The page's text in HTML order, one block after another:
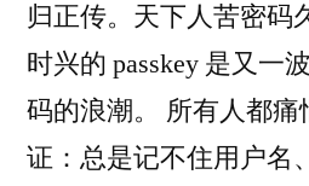
归正传。天下人苦密码
时兴的 passkey 是又一
码的浪潮。 所有人都
证：总是记不住用户名